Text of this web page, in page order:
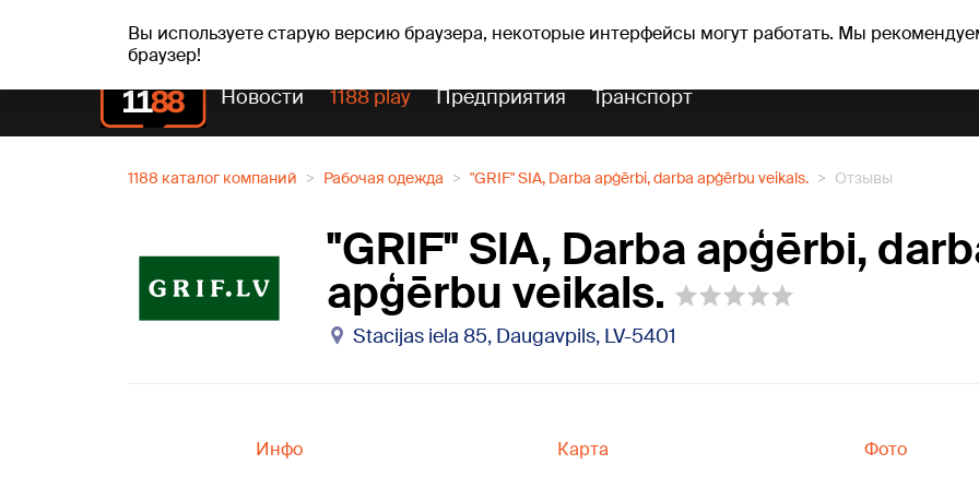
Вы используете старую версию браузера, некоторые интерфейсы могут работать. Мы
браузер!
сб, 08.08.2026. +15°C Mudīte, Vladislava, Vladislavs Прогноз погоды Гороскопы
Новости 1188 play Предприятия Транспорт
1188 каталог компаний Рабочая одежда "GRIF" SIA, Darba apģērbi, darba apģērbu veikals. Отзывы
"GRIF" SIA, Darba apģērbi,
apģērbu veikals.
Stacijas iela 85, Daugavpils, LV-5401
Инфо Карта Фото